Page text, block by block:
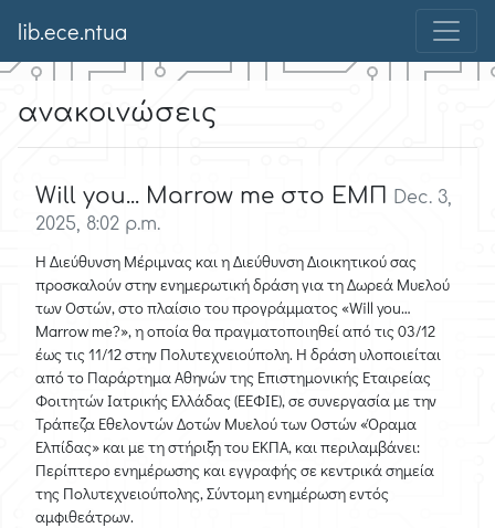
lib.ece.ntua
ανακοινώσεις
Will you... Marrow me στο ΕΜΠ Dec. 3,
2025, 8:02 p.m.
Η Διεύθυνση Μέριμνας και η Διεύθυνση Διοικητικού σας
προσκαλούν στην ενημερωτική δράση για τη Δωρεά Μυελού
των Οστών, στο πλαίσιο του προγράμματος «Will you…
Marrow me?», η οποία θα πραγματοποιηθεί από τις 03/12
έως τις 11/12 στην Πολυτεχνειούπολη. Η δράση υλοποιείται
από το Παράρτημα Αθηνών της Επιστημονικής Εταιρείας
Φοιτητών Ιατρικής Ελλάδας (ΕΕΦΙΕ), σε συνεργασία με την
Τράπεζα Εθελοντών Δοτών Μυελού των Οστών «Όραμα
Ελπίδας» και με τη στήριξη του ΕΚΠΑ, και περιλαμβάνει:
Περίπτερο ενημέρωσης και εγγραφής σε κεντρικά σημεία
της Πολυτεχνειούπολης, Σύντομη ενημέρωση εντός
αμφιθεάτρων.